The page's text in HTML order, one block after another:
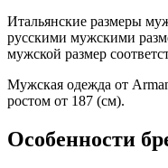
Итальянские размеры
русскими мужскими
мужской размер
Мужская одежда от
ростом от 187 (см).
Особенности